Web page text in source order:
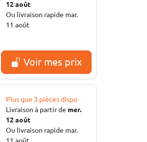
12 août
Ou livraison rapide mar.
11 août
Voir mes prix
Plus que 3 pièces dispo
Livraison à partir de mer.
12 août
Ou livraison rapide mar.